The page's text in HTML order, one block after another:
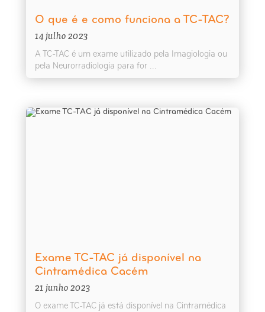
O que é e como funciona a TC-TAC?
14 julho 2023
A TC-TAC é um exame utilizado pela Imagiologia ou
pela Neurorradiologia para for ...
Exame TC-TAC já disponível na
Cintramédica Cacém
21 junho 2023
O exame TC-TAC já está disponível na Cintramédica